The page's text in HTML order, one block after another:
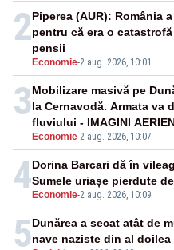
2
Economie-2 aug. 2026, 10:01
Piperea (AUR): România
pentru că era o
pensii
3
Economie-2 aug. 2026, 10:07
Mobilizare masivă pe
la Cernavodă. Armata va
fluviului - IMAGINI
4 Economie-2 aug. 2026, 10:09
Dorina Barcari dă în
Sumele uriașe pierdute
5Dunărea a secat atât de
nave naziste din al